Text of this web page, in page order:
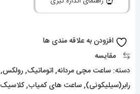
نگین
افزودن به علاقه مندی ها
مقایسه
دسته: ساعت مچی مردانه,اتوماتیک,رولکس,
رابر(سیلیکونی),ساعت های کمیاب,کلاسیک